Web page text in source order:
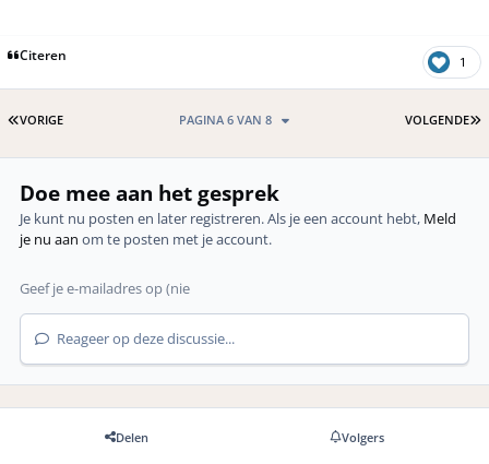
Citeren 1
EERSTE PAGINA
VORIGE VOLGENDE
PAGINA 6 VAN 8
Doe mee aan het gesprek
Je kunt nu posten en later registreren. Als je een account hebt, Meld
je nu aan om te posten met je account.
Reageer op deze discussie...
Delen Volgers